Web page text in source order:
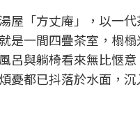
屋「方丈庵」，以一
是一間四疊茶室，榻
呂與躺椅看來無比愜
憂都已抖落於水面，